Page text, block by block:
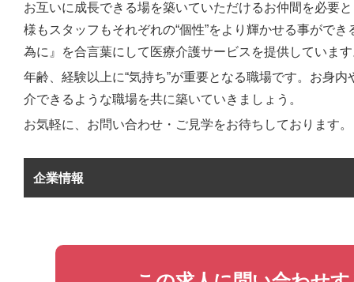
お互いに成長できる場を築いていただけるお仲間を必要
様もスタッフもそれぞれの“個性”をより輝かせる事がで
為に』を合言葉にして医療介護サービスを提供していま
年齢、経験以上に“気持ち”が重要となる職場です。お身
介できるような職場を共に築いていきましょう。
お気軽に、お問い合わせ・ご見学をお待ちしております。
企業情報